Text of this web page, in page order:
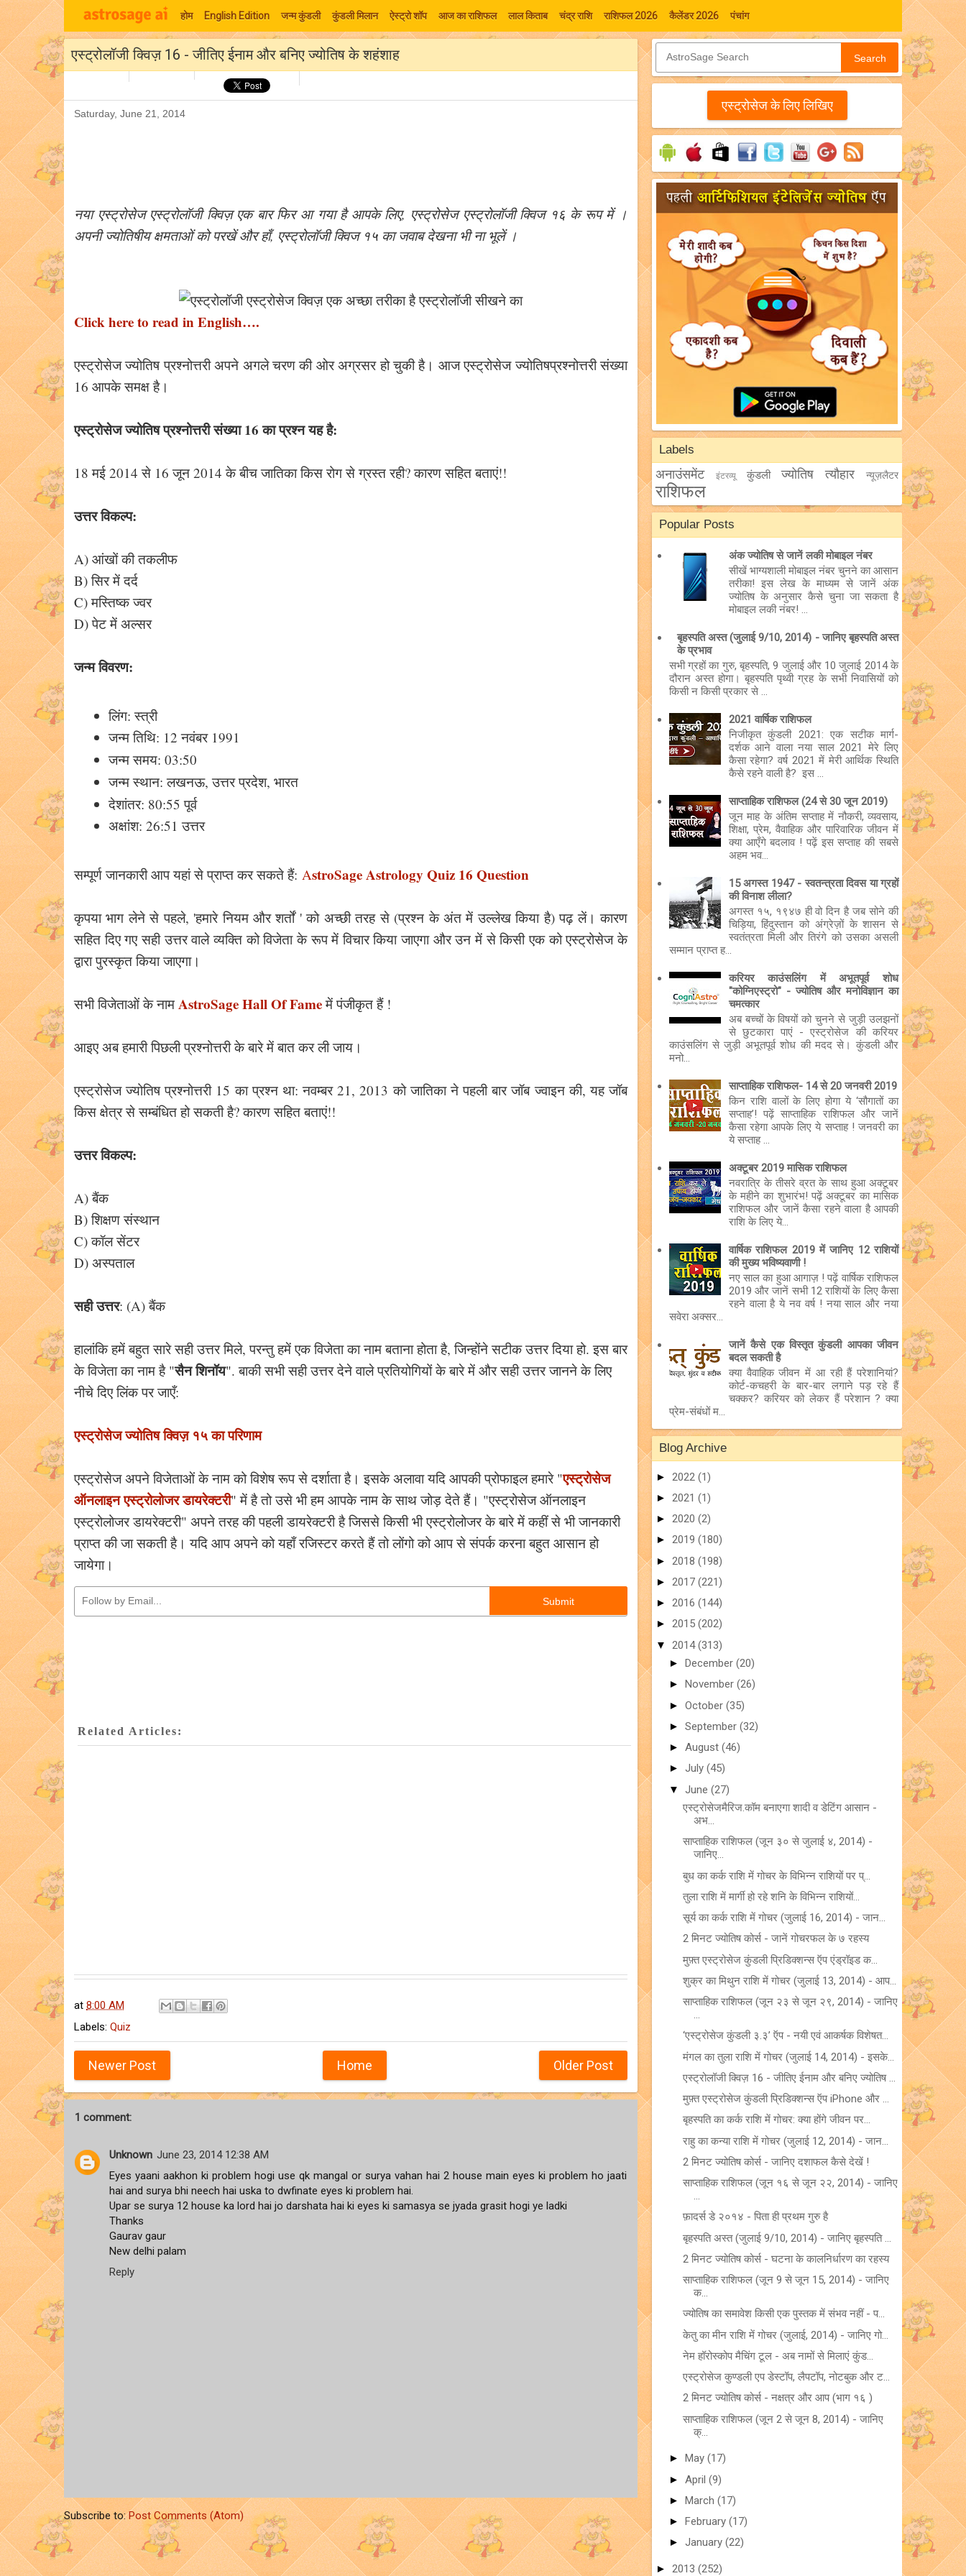
होम English Edition जन्म कुंडली कुंडली मिलान ऐस्ट्रो शॉप आज का राशिफल लाल किताब चंद्र राशि राशिफल 2026 कैलेंडर 2026 पंचांग
एस्ट्रोलॉजी क्विज़ 16 - जीतिए ईनाम और बनिए ज्योतिष के शहंशाह
Saturday, June 21, 2014
नया एस्ट्रोसेज एस्ट्रोलॉजी क्विज़ एक बार फिर आ गया है आपके लिए, एस्ट्रोसेज एस्ट्रोलॉजी क्विज १६ के रूप में ।
अपनी ज्योतिषीय क्षमताओं को परखें और हाँ, एस्ट्रोलॉजी क्विज १५ का जवाब देखना भी ना भूलें ।
Click here to read in English….
एस्ट्रोसेज ज्योतिष प्रश्नोत्तरी अपने अगले चरण की ओर अग्रसर हो चुकी है। आज एस्ट्रोसेज ज्योतिषप्रश्नोत्तरी संख्या
16 आपके समक्ष है।
एस्ट्रोसेज ज्योतिष प्रश्नोत्तरी संख्या 16 का प्रश्न यह है:
18 मई 2014 से 16 जून 2014 के बीच जातिका किस रोग से ग्रस्त रही? कारण सहित बताएं!!
उत्तर विकल्प:
A) आंखों की तकलीफ
B) सिर में दर्द
C) मस्तिष्क ज्वर
D) पेट में अल्सर
जन्म विवरण:
लिंग: स्त्री
जन्म तिथि: 12 नवंबर 1991
जन्म समय: 03:50
जन्म स्थान: लखनऊ, उत्तर प्रदेश, भारत
देशांतर: 80:55 पूर्व
अक्षांश: 26:51 उत्तर
सम्पूर्ण जानकारी आप यहां से प्राप्त कर सकते हैं: AstroSage Astrology Quiz 16 Question
कृपया भाग लेने से पहले, 'हमारे नियम और शर्तों ' को अच्छी तरह से (प्रश्न के अंत में उल्लेख किया है) पढ़ लें। कारण
सहित दिए गए सही उत्तर वाले व्यक्ति को विजेता के रूप में विचार किया जाएगा और उन में से किसी एक को एस्ट्रोसेज के
द्वारा पुरस्कृत किया जाएगा।
सभी विजेताओं के नाम AstroSage Hall Of Fame में पंजीकृत हैं !
आइए अब हमारी पिछली प्रश्नोत्तरी के बारे में बात कर ली जाय।
एस्ट्रोसेज ज्योतिष प्रश्नोत्तरी 15 का प्रश्न था: नवम्बर 21, 2013 को जातिका ने पहली बार जॉब ज्वाइन की, यह जॉब
किस क्षेत्र से सम्बंधित हो सकती है? कारण सहित बताएं!!
उत्तर विकल्प:
A) बैंक
B) शिक्षण संस्थान
C) कॉल सेंटर
D) अस्पताल
सही उत्तर: (A) बैंक
हालांकि हमें बहुत सारे सही उत्तर मिले, परन्तु हमें एक विजेता का नाम बताना होता है, जिन्होंने सटीक उत्तर दिया हो. इस बार
के विजेता का नाम है "सैन शिनॉय". बाकी सभी सही उत्तर देने वाले प्रतियोगियों के बारे में और सही उत्तर जानने के लिए
नीचे दिए लिंक पर जाएँ:
एस्ट्रोसेज ज्योतिष क्विज़ १५ का परिणाम
एस्ट्रोसेज अपने विजेताओं के नाम को विशेष रूप से दर्शाता है। इसके अलावा यदि आपकी प्रोफाइल हमारे "एस्ट्रोसेज
ऑनलाइन एस्ट्रोलोजर डायरेक्टरी" में है तो उसे भी हम आपके नाम के साथ जोड़ देते हैं। "एस्ट्रोसेज ऑनलाइन
एस्ट्रोलोजर डायरेक्टरी" अपने तरह की पहली डायरेक्टरी है जिससे किसी भी एस्ट्रोलोजर के बारे में कहीं से भी जानकारी
प्राप्त की जा सकती है। यदि आप अपने को यहाँ रजिस्टर करते हैं तो लोंगो को आप से संपर्क करना बहुत आसान हो
जायेगा।
Related Articles:
at 8:00 AM
Labels: Quiz
Newer Post Older Post
Home
1 comment:
Unknown June 23, 2014 12:38 AM
Eyes yaani aakhon ki problem hogi use qk mangal or surya vahan hai 2 house main eyes ki problem ho jaati
hai and surya bhi neech hai uska to dwfinate eyes ki problem hai.
Upar se surya 12 house ka lord hai jo darshata hai ki eyes ki samasya se jyada grasit hogi ye ladki
Thanks
Gaurav gaur
New delhi palam
Reply
Subscribe to:Post Comments (Atom)
Search
एस्‍ट्रोसेज के लिए लिखिए
Labels
अनाउंसमेंट इंटरव्यू कुंडली ज्योतिष त्यौहार न्यूज़लैटर
राशिफल
Popular Posts
अंक ज्योतिष से जानें लकी मोबाइल नंबर
सीखें भाग्यशाली मोबाइल नंबर चुनने का आसान
तरीका! इस लेख के माध्यम से जानें अंक
ज्योतिष के अनुसार कैसे चुना जा सकता है
मोबाइल लकी नंबर! ...
बृहस्पति अस्त (जुलाई 9/10, 2014) - जानिए बृहस्पति अस्त
के प्रभाव
सभी ग्रहों का गुरु, बृहस्पति, 9 जुलाई और 10 जुलाई 2014 के
दौरान अस्त होगा। बृहस्पति पृथ्वी ग्रह के सभी निवासियों को
किसी न किसी प्रकार से ...
2021 वार्षिक राशिफल
निजीकृत कुंडली 2021: एक सटीक मार्ग-
दर्शक आने वाला नया साल 2021 मेरे लिए
कैसा रहेगा? वर्ष 2021 में मेरी आर्थिक स्थिति
कैसे रहने वाली है? इस ...
साप्ताहिक राशिफल (24 से 30 जून 2019)
जून माह के अंतिम सप्ताह में नौकरी, व्यवसाय,
शिक्षा, प्रेम, वैवाहिक और पारिवारिक जीवन में
क्या आएँगे बदलाव ! पढ़ें इस सप्ताह की सबसे
अहम भव...
15 अगस्त 1947 - स्वतन्त्रता दिवस या ग्रहों
की विनाश लीला?
अगस्त १५, १९४७ ही वो दिन है जब सोने की
चिड़िया, हिंदुस्तान को अंग्रेज़ों के शासन से
स्वतंत्रता मिली और तिरंगे को उसका असली
सम्मान प्राप्त ह...
करियर काउंसलिंग में अभूतपूर्व शोध
"कोग्निएस्ट्रो" - ज्योतिष और मनोविज्ञान का
चमत्कार
अब बच्चों के विषयों को चुनने से जुड़ी उलझनों
से छुटकारा पाएं - एस्ट्रोसेज की करियर
काउंसलिंग से जुड़ी अभूतपूर्व शोध की मदद से। कुंडली और
मनो...
साप्ताहिक राशिफल- 14 से 20 जनवरी 2019
किन राशि वालों के लिए होगा ये ‘सौगातों का
सप्ताह’! पढ़ें साप्ताहिक राशिफल और जानें
कैसा रहेगा आपके लिए ये सप्ताह ! जनवरी का
ये सप्ताह ...
अक्टूबर 2019 मासिक राशिफल
नवरात्रि के तीसरे व्रत के साथ हुआ अक्टूबर
के महीने का शुभारंभ! पढ़ें अक्टूबर का मासिक
राशिफल और जानें कैसा रहने वाला है आपकी
राशि के लिए ये...
वार्षिक राशिफल 2019 में जानिए 12 राशियों
की मुख्य भविष्यवाणी !
नए साल का हुआ आगाज़ ! पढ़ें वार्षिक राशिफल
2019 और जानें सभी 12 राशियों के लिए कैसा
रहने वाला है ये नव वर्ष ! नया साल और नया
सवेरा अक्सर...
जानें कैसे एक विस्तृत कुंडली आपका जीवन
बदल सकती है
क्या वैवाहिक जीवन में आ रही हैं परेशानियां?
कोर्ट-कचहरी के बार-बार लगाने पड़ रहे हैं
चक्कर? करियर को लेकर हैं परेशान ? क्या
प्रेम-संबंधों म...
Blog Archive
► 2022 (1)
► 2021 (1)
► 2020 (2)
► 2019 (180)
► 2018 (198)
► 2017 (221)
► 2016 (144)
► 2015 (202)
▼ 2014(313)
► December (20)
► November (26)
► October (35)
► September (32)
► August (46)
► July (45)
▼ June (27)
एस्ट्रोसेजमैरिज.कॉम बनाएगा शादी व डेटिंग आसान -
अभ...
साप्ताहिक राशिफल (जून ३० से जुलाई ४, 2014) -
जानिए...
बुध का कर्क राशि में गोचर के विभिन्न राशियों पर प्...
तुला राशि में मार्गी हो रहे शनि के विभिन्न राशियों...
सूर्य का कर्क राशि में गोचर (जुलाई 16, 2014) - जान...
2 मिनट ज्योतिष कोर्स - जानें गोचरफल के ७ रहस्य
मुफ़्त एस्ट्रोसेज कुंडली प्रिडिक्शन्स ऍप एंड्रॉइड क...
शुक्र का मिथुन राशि में गोचर (जुलाई 13, 2014) - आप...
साप्ताहिक राशिफल (जून २३ से जून २९, 2014) - जानिए
...
‘एस्ट्रोसेज कुंडली ३.३’ ऍप - नयी एवं आकर्षक विशेषत...
मंगल का तुला राशि में गोचर (जुलाई 14, 2014) - इसके...
एस्ट्रोलॉजी क्विज़ 16 - जीतिए ईनाम और बनिए ज्योतिष ...
मुफ़्त एस्ट्रोसेज कुंडली प्रिडिक्शन्स ऍप iPhone और ...
बृहस्पति का कर्क राशि में गोचर: क्या होंगे जीवन पर...
राहु का कन्या राशि में गोचर (जुलाई 12, 2014) - जान...
2 मिनट ज्योतिष कोर्स - जानिए दशाफल कैसे देखें !
साप्ताहिक राशिफल (जून १६ से जून २२, 2014) - जानिए
...
फ़ादर्स डे २०१४ - पिता ही प्रथम गुरु है
बृहस्पति अस्त (जुलाई 9/10, 2014) - जानिए बृहस्पति ...
2 मिनट ज्योतिष कोर्स - घटना के कालनिर्धारण का रहस्य
साप्ताहिक राशिफल (जून 9 से जून 15, 2014) - जानिए
क...
ज्योतिष का समावेश किसी एक पुस्तक में संभव नहीं - प...
केतु का मीन राशि में गोचर (जुलाई, 2014) - जानिए गो...
नेम हॉरोस्कोप मैचिंग टूल - अब नामों से मिलाएं कुंड...
एस्ट्रोसेज कुण्डली एप डेस्टॉप, लैपटॉप, नोटबुक और ट...
2 मिनट ज्योतिष कोर्स - नक्षत्र और आप (भाग १६ )
साप्ताहिक राशिफल (जून 2 से जून 8, 2014) - जानिए
क्...
► May (17)
► April (9)
► March (17)
► February (17)
► January (22)
► 2013 (252)